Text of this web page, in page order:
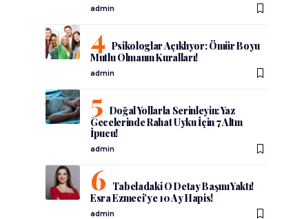
admin
Psikologlar Açıklıyor: Ömür Boyu
Mutlu Olmanın Kuralları!
admin
Doğal Yollarla Serinleyin: Yaz
Gecelerinde Rahat Uyku İçin 7 Altın
İpucu!
admin
Tabeladaki O Detay Başını Yaktı!
Esra Ezmeci’ye 10 Ay Hapis!
admin